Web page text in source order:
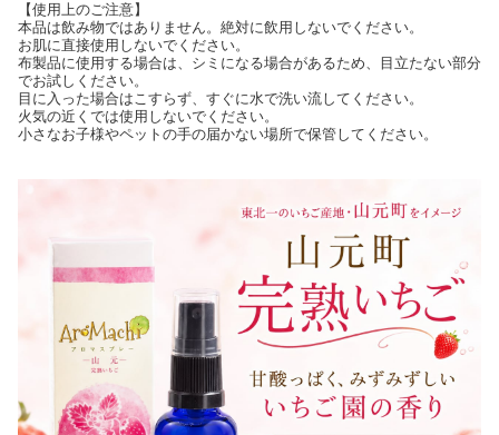
【使用上のご注意】
本品は飲み物ではありません。絶対に飲用しないでください。
お肌に直接使用しないでください。
布製品に使用する場合は、シミになる場合があるため、目立たない部分
でお試しください。
目に入った場合はこすらず、すぐに水で洗い流してください。
火気の近くでは使用しないでください。
小さなお子様やペットの手の届かない場所で保管してください。